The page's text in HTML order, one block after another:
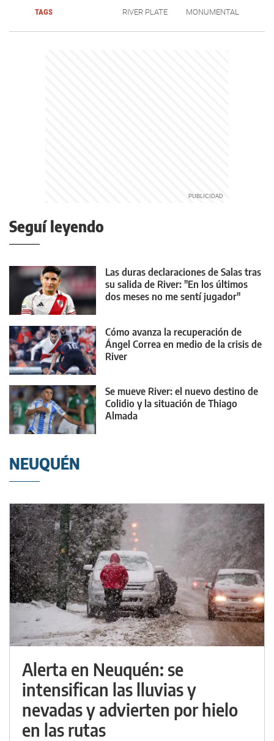
TAGS RIVER PLATE MONUMENTAL
Seguí leyendo
Las duras declaraciones de Salas tras
su salida de River: "En los últimos
dos meses no me sentí jugador"
Cómo avanza la recuperación de
Ángel Correa en medio de la crisis de
River
Se mueve River: el nuevo destino de
Colidio y la situación de Thiago
Almada
NEUQUÉN
Alerta en Neuquén: se
intensifican las lluvias y
nevadas y advierten por hielo
en las rutas